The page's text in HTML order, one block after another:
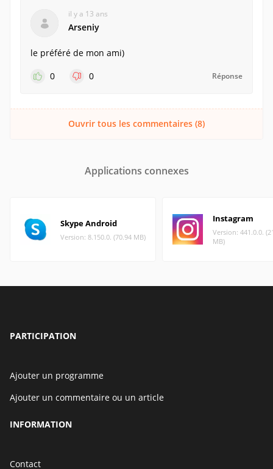
il y a 13 ans
Arseniy
le préféré de mon ami)
0
0 Réponse
Ouvrir tous les commentaires (8)
Applications connexes
Skype Android
Version: 8.150.0. (70.94 MB)
Instagram
Version: 441.0.0.
MB)
PARTICIPATION
Ajouter un programme
Ajouter un commentaire ou un article
INFORMATION
Contact